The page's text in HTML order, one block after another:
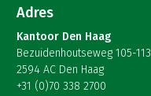
Adres
Kantoor Den Haag
Bezuidenhoutseweg 105-113
2594 AC Den Haag
+31 (0)70 338 2700